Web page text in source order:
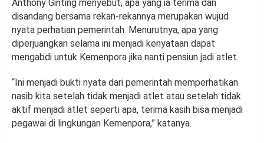
Anthony Ginting menyebut, apa yang ia terima dan
disandang bersama rekan-rekannya merupakan wujud
nyata perhatian pemerintah. Menurutnya, apa yang
diperjuangkan selama ini menjadi kenyataan dapat
mengabdi untuk Kemenpora jika nanti pensiun jadi atlet.
“Ini menjadi bukti nyata dari pemerintah memperhatikan
nasib kita setelah tidak menjadi atlet atau setelah tidak
aktif menjadi atlet seperti apa, terima kasih bisa menjadi
pegawai di lingkungan Kemenpora,” katanya.